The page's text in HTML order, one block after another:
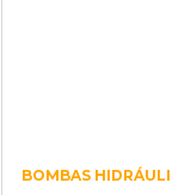
BOMBAS